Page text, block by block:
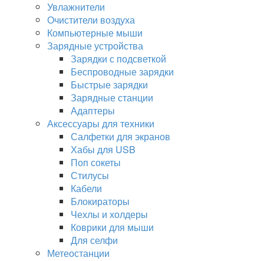
Увлажнители
Очистители воздуха
Компьютерные мыши
Зарядные устройства
Зарядки с подсветкой
Беспроводные зарядки
Быстрые зарядки
Зарядные станции
Адаптеры
Аксессуары для техники
Салфетки для экранов
Хабы для USB
Поп сокеты
Стилусы
Кабели
Блокираторы
Чехлы и холдеры
Коврики для мыши
Для селфи
Метеостанции